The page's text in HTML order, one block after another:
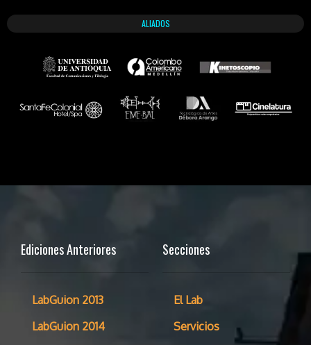
ALIADOS
Ediciones Anteriores
LabGuion 2013
LabGuion 2014
Secciones
El Lab
Servicios